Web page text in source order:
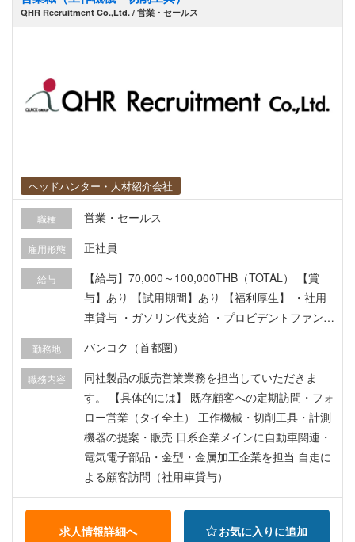
QHR Recruitment Co.,Ltd. / 営業・セールス
ヘッドハンター・人材紹介会社
職種 営業・セールス
雇用形態 正社員
給与
【給与】70,000～100,000THB（TOTAL） 【賞
与】あり 【試用期間】あり 【福利厚生】 ・社用
車貸与 ・ガソリン代支給 ・プロビデントファンド
勤務地 バンコク（首都圏）
職務内容
同社製品の販売営業業務を担当していただきま
す。 【具体的には】 既存顧客への定期訪問・フォ
ロー営業（タイ全土） 工作機械・切削工具・計測
機器の提案・販売 日系企業メインに自動車関連・
電気電子部品・金型・金属加工企業を担当 自走に
よる顧客訪問（社用車貸与）
求人情報詳細へ お気に入りに追加